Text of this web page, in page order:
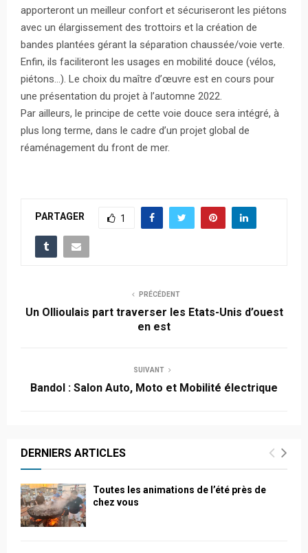
apporteront un meilleur confort et sécuriseront les piétons
avec un élargissement des trottoirs et la création de
bandes plantées gérant la séparation chaussée/voie verte.
Enfin, ils faciliteront les usages en mobilité douce (vélos,
piétons…). Le choix du maître d’œuvre est en cours pour
une présentation du projet à l’automne 2022.
Par ailleurs, le principe de cette voie douce sera intégré, à
plus long terme, dans le cadre d’un projet global de
réaménagement du front de mer.
PARTAGER 1
PRÉCÉDENT
Un Ollioulais part traverser les Etats-Unis d’ouest
en est
SUIVANT
Bandol : Salon Auto, Moto et Mobilité électrique
DERNIERS ARTICLES
Toutes les animations de l’été près de
chez vous